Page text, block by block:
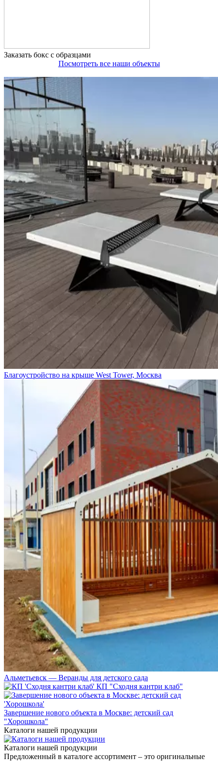
Заказать бокс с образцами
Посмотреть все наши объекты
Благоустройство на крыше West Tower, Москва
Альметьевск — Веранды для детского сада
КП "Сходня кантри клаб"
Завершение нового объекта в Москве: детский сад
"Хорошкола"
Каталоги нашей продукции
Каталоги нашей продукции
Предложенный в каталоге ассортимент – это оригинальные